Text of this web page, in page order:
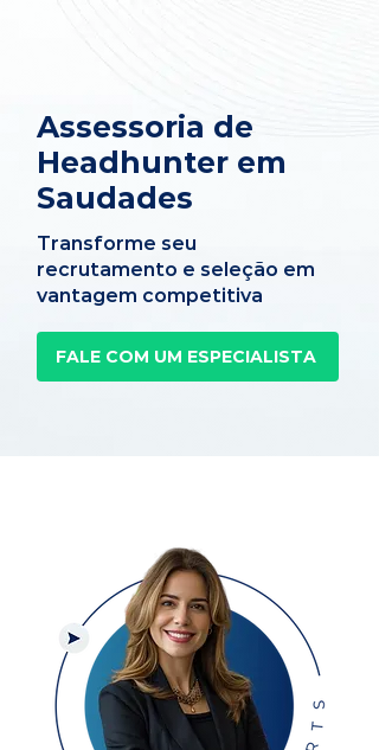
Assessoria de
Headhunter em
Saudades
Transforme seu
recrutamento e seleção em
vantagem competitiva
FALE COM UM ESPECIALISTA